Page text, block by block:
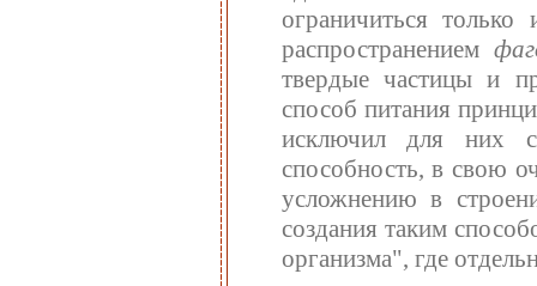
ограничиться
распространением
твердые частицы и
способ питания
исключил для них
способность, в свою
усложнению в
создания таким
организма", где